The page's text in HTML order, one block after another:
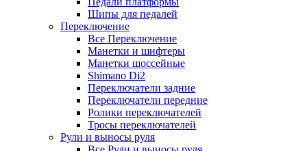
Шипы для педалей
Переключение
Все Переключение
Манетки и шифтеры
Манетки шоссейные
Shimano Di2
Переключатели задние
Переключатели передние
Ролики переключателей
Тросы переключателей
Рули и выносы руля